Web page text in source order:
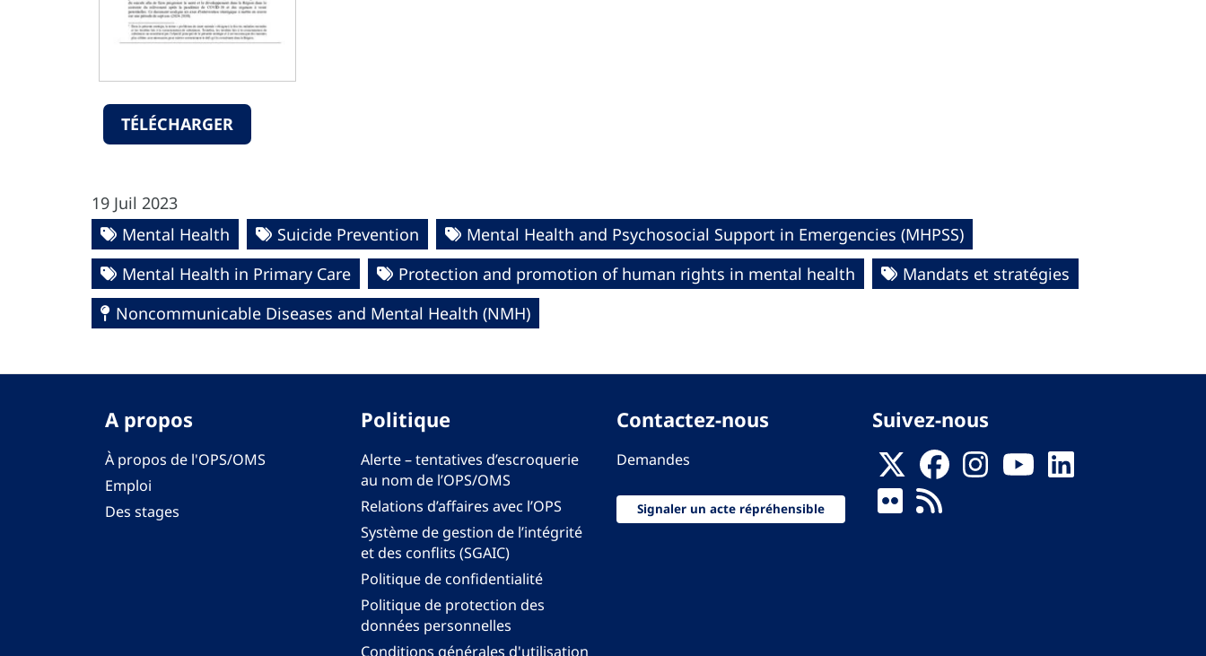
TÉLÉCHARGER
19 Juil 2023
Mental Health
Suicide Prevention
Mental Health and Psychosocial Support in Emergencies (MHPSS)
Mental Health in Primary Care
Protection and promotion of human rights in mental health
Mandats et stratégies
Noncommunicable Diseases and Mental Health (NMH)
A propos
À propos de l'OPS/OMS
Emploi
Des stages
Politique
Alerte – tentatives d’escroquerie
au nom de l’OPS/OMS
Relations d’affaires avec l’OPS
Système de gestion de l’intégrité
et des conflits (SGAIC)
Politique de confidentialité
Politique de protection des
données personnelles
Conditions générales d'utilisation
Contactez-nous
Demandes
Signaler un acte répréhensible
Suivez-nous